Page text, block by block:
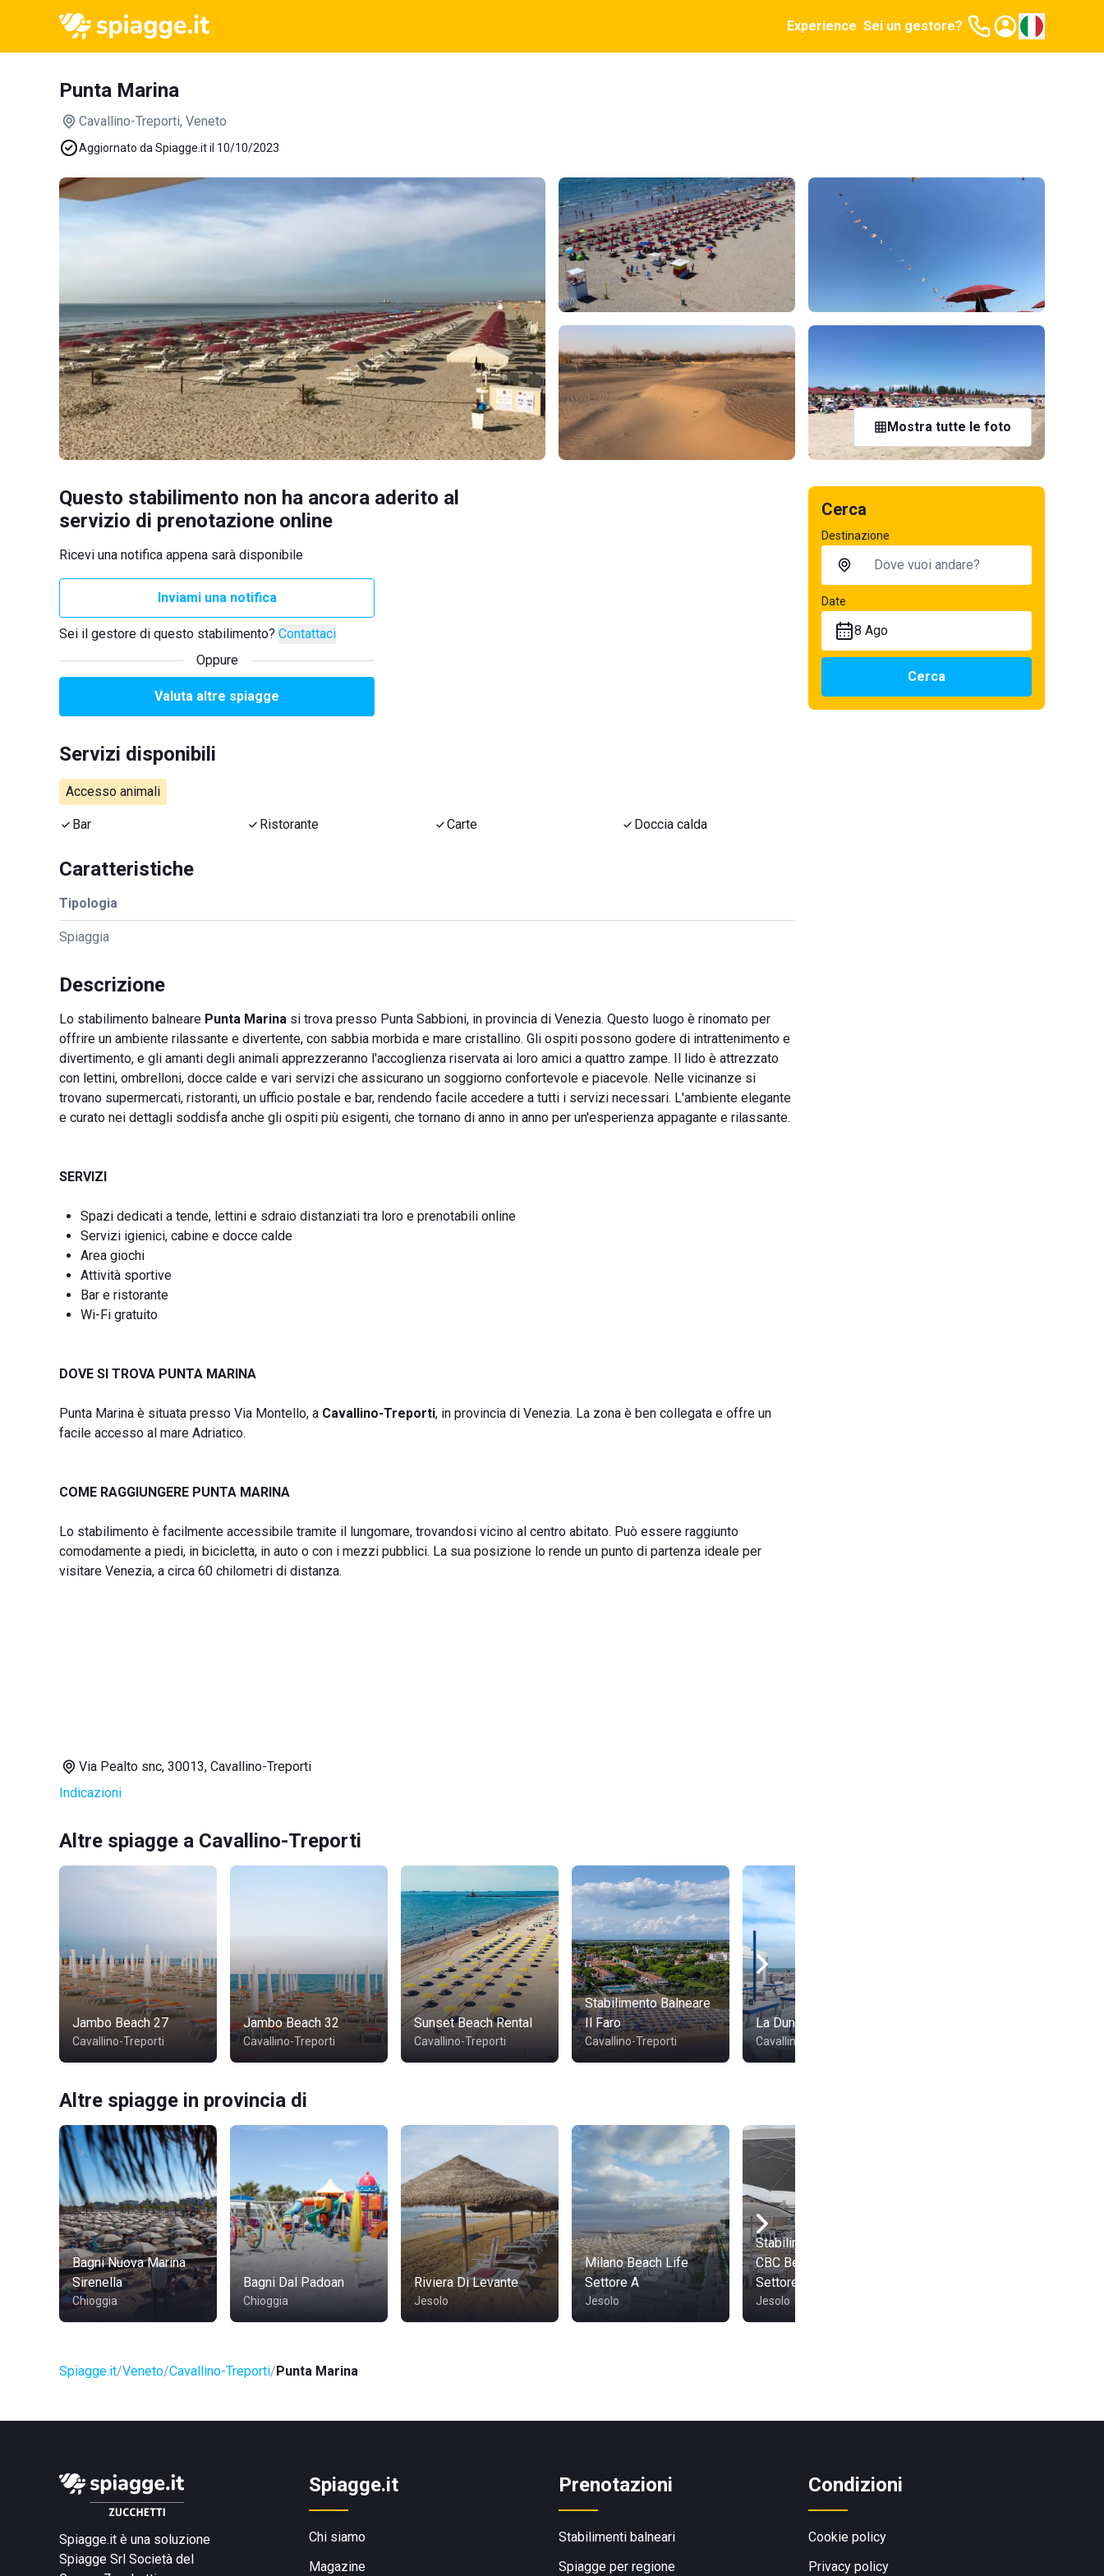
Experience Sei un gestore?
Punta Marina
Cavallino-Treporti, Veneto
Aggiornato da Spiagge.it il 10/10/2023
Mostra tutte le foto
Questo stabilimento non ha ancora aderito al
servizio di prenotazione online
Ricevi una notifica appena sarà disponibile
Inviami una notifica
Sei il gestore di questo stabilimento? Contattaci
Oppure
Valuta altre spiagge
Servizi disponibili
Accesso animali
Bar Ristorante Carte Doccia calda
Caratteristiche
Tipologia
Spiaggia
Descrizione
Lo stabilimento balneare Punta Marina si trova presso Punta Sabbioni, in provincia di Venezia. Questo luogo è rinomato per
offrire un ambiente rilassante e divertente, con sabbia morbida e mare cristallino. Gli ospiti possono godere di intrattenimento e
divertimento, e gli amanti degli animali apprezzeranno l'accoglienza riservata ai loro amici a quattro zampe. Il lido è attrezzato
con lettini, ombrelloni, docce calde e vari servizi che assicurano un soggiorno confortevole e piacevole. Nelle vicinanze si
trovano supermercati, ristoranti, un ufficio postale e bar, rendendo facile accedere a tutti i servizi necessari. L'ambiente elegante
e curato nei dettagli soddisfa anche gli ospiti più esigenti, che tornano di anno in anno per un'esperienza appagante e rilassante.
SERVIZI
Spazi dedicati a tende, lettini e sdraio distanziati tra loro e prenotabili online
Servizi igienici, cabine e docce calde
Area giochi
Attività sportive
Bar e ristorante
Wi-Fi gratuito
DOVE SI TROVA PUNTA MARINA
Punta Marina è situata presso Via Montello, a Cavallino-Treporti, in provincia di Venezia. La zona è ben collegata e offre un
facile accesso al mare Adriatico.
COME RAGGIUNGERE PUNTA MARINA
Lo stabilimento è facilmente accessibile tramite il lungomare, trovandosi vicino al centro abitato. Può essere raggiunto
comodamente a piedi, in bicicletta, in auto o con i mezzi pubblici. La sua posizione lo rende un punto di partenza ideale per
visitare Venezia, a circa 60 chilometri di distanza.
Via Pealto snc, 30013, Cavallino-Treporti
Indicazioni
Altre spiagge a Cavallino-Treporti
Jambo Beach 27
Cavallino-Treporti
Jambo Beach 32
Cavallino-Treporti
Sunset Beach Rental
Cavallino-Treporti
Stabilimento Balneare
Il Faro
Cavallino-Treporti
La Duna Beach
Cavallino-Treporti
Altre spiagge in provincia di
Bagni Nuova Marina
Sirenella
Chioggia
Bagni Dal Padoan
Chioggia
Riviera Di Levante
Jesolo
Milano Beach Life
Settore A
Jesolo
Stabilimento Balneare
CBC Beach Club -
Settore C
Jesolo
Spiagge.it Veneto Cavallino-Treporti Punta Marina
Cerca
Destinazione
Date
8 Ago
Cerca
Spiagge.it è una soluzione
Spiagge Srl Società del
Spiagge.it
Chi siamo
Magazine
Prenotazioni
Stabilimenti balneari
Spiagge per regione
Condizioni
Cookie policy
Privacy policy